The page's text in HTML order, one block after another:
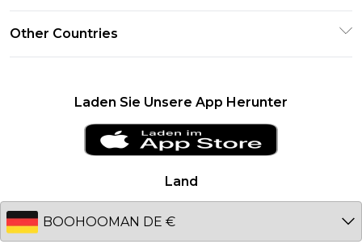
Lieferoptionen
Rückgaberecht – Aktualisiert Januar 2026
Größentabelle
Geschenkkarten
Geschenkkarten-Guthaben
Datenschutzhinweis – Aktualisiert Januar 2026
Studentenrabatt - Unidays
Studentenrabatt - Student Beans
Other Countries
Australia
EU
Land
Laden Sie Unsere App Herunter